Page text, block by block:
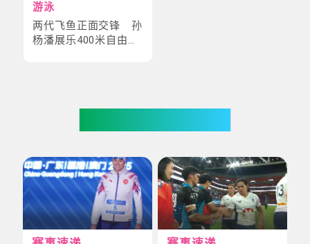
游泳
两代飞鱼正面交锋 孙
杨潘展乐400米自由泳